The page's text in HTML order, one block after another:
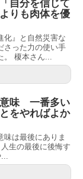
自分を信じて
りも肉体を優
化』と自然災害な
さった力の使い手
。 榎本さん...
意味 一番多い
をやればよか
味は最後にありま
生の最後に後悔す